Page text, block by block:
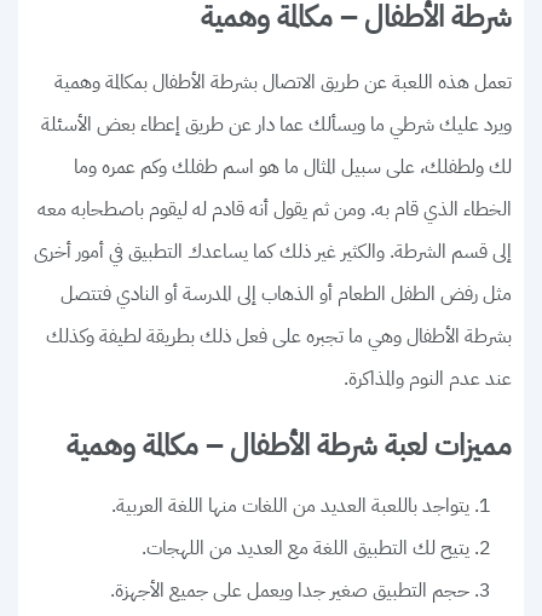
شرطة الأطفال – مكالمة وهمية
تعمل هذه اللعبة عن طريق الاتصال بشرطة الأطفال بمكالمة وهمية
ويرد عليك شرطي ما ويسألك عما دار عن طريق إعطاء بعض الأسئلة
لك ولطفلك، على سبيل المثال ما هو اسم طفلك وكم عمره وما
الخطاء الذي قام به. ومن ثم يقول أنه قادم له ليقوم باصطحابه معه
إلى قسم الشرطة. والكثير غير ذلك كما يساعدك التطبيق في أمور أخرى
مثل رفض الطفل الطعام أو الذهاب إلى المدرسة أو النادي فتتصل
بشرطة الأطفال وهي ما تجبره على فعل ذلك بطريقة لطيفة وكذلك
عند عدم النوم والمذاكرة.
مميزات لعبة شرطة الأطفال – مكالمة وهمية
يتواجد باللعبة العديد من اللغات منها اللغة العربية.
يتيح لك التطبيق اللغة مع العديد من اللهجات.
حجم التطبيق صغير جدا ويعمل على جميع الأجهزة.